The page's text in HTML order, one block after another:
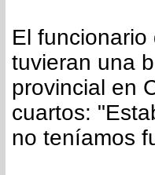
El
tuvieran una
provincial en
cuartos:
no teníamos